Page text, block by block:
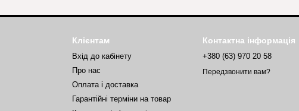
Клієнтам
Вхід до кабінету
Про нас
Оплата і доставка
Гарантійні терміни на товар
Контактна інформація
+380 (63) 970 20 58
Передзвонити вам?